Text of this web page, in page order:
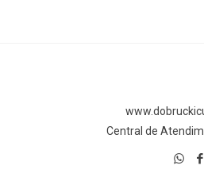
Central de